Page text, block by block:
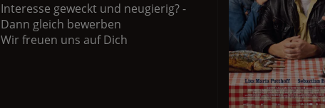
Interesse geweckt und neugierig? -
Dann gleich bewerben
Wir freuen uns auf Dich